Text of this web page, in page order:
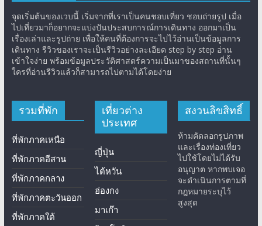
จุดเริ่มต้นของเวบนี้ เริ่มจากที่เราเป็นคนชอบเที่ยว ชอบถ่ายรูป เมื่อ
ไปเที่ยวมาก็อยากจะแบ่งปันประสบการณ์การเดินทาง ออกมาเป็น
เรื่องเล่าและรูปถ่าย เพื่อให้คนที่ต้องการจะไปไว้อ่านเป็นข้อมูลการ
เดินทาง รีวิวของเราจะเป็นรีวิวอย่างละเอียด step by step อ่าน
เข้าใจง่าย พร้อมข้อมูลประวัติศาสตร์ความเป็นมาของสถานที่นั้นๆ
ใครที่อ่านรีวิวแล้วก็สามารถไปตามได้โดยง่าย
รวมที่พัก
ที่พักภาคเหนือ
ที่พักภาคอีสาน
ที่พักภาคกลาง
ที่พักภาคตะวันออก
ที่พักภาคใต้
เที่ยวต่าง
ประเทศ
ญี่ปุ่น
ไต้หวัน
ฮ่องกง
มาเก๊า
สงวนลิขสิทธิ์
ห้ามคัดลอกรูปภาพ
และเรื่องท่องเที่ยว
ไปใช้โดยไม่ได้รับ
อนุญาต หากพบเจอ
จะดำเนินการตามที่
กฎหมายระบุไว้
สูงสุด